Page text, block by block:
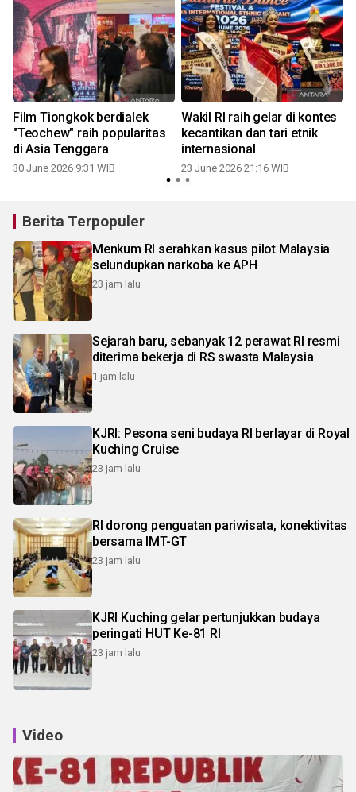
Film Tiongkok berdialek
"Teochew" raih popularitas
di Asia Tenggara
30 June 2026 9:31 WIB
Wakil RI raih gelar di kontes
kecantikan dan tari etnik
internasional
23 June 2026 21:16 WIB
Berita Terpopuler
Menkum RI serahkan kasus pilot Malaysia
selundupkan narkoba ke APH
23 jam lalu
Sejarah baru, sebanyak 12 perawat RI resmi
diterima bekerja di RS swasta Malaysia
1 jam lalu
KJRI: Pesona seni budaya RI berlayar di Royal
Kuching Cruise
23 jam lalu
RI dorong penguatan pariwisata, konektivitas
bersama IMT-GT
23 jam lalu
KJRI Kuching gelar pertunjukkan budaya
peringati HUT Ke-81 RI
23 jam lalu
Video